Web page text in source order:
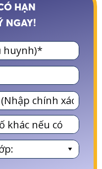
HẠN
NGAY!